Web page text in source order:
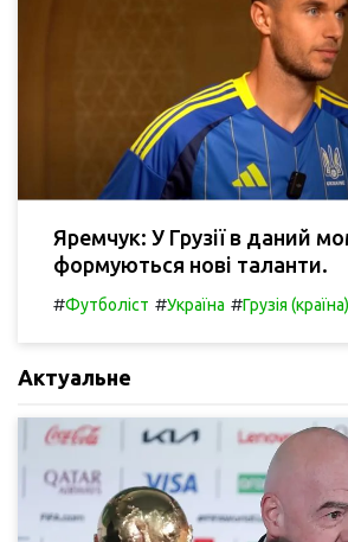
Яремчук: У Грузії в даний
формуються нові таланти.
#Футболіст #Україна #Грузія (країна)
Актуальне